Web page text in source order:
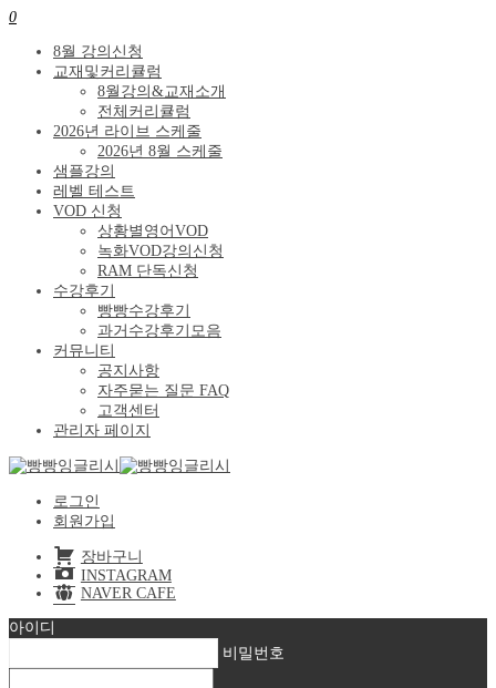
0
8월 강의신청
교재및커리큘럼
8월강의&교재소개
전체커리큘럼
2026년 라이브 스케줄
2026년 8월 스케줄
샘플강의
레벨 테스트
VOD 신청
상황별영어VOD
녹화VOD강의신청
RAM 단독신청
수강후기
빵빵수강후기
과거수강후기모음
커뮤니티
공지사항
자주묻는 질문 FAQ
고객센터
관리자 페이지
로그인
회원가입
장바구니
INSTAGRAM
NAVER CAFE
아이디
비밀번호